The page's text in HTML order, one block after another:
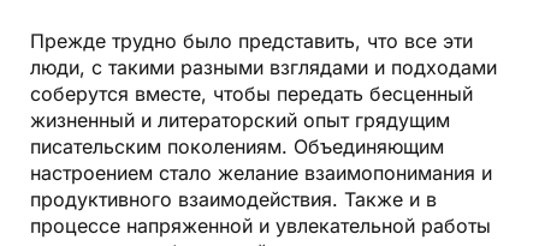
Прежде трудно было представить, что все эти
люди, с такими разными взглядами и подходами
соберутся вместе, чтобы передать бесценный
жизненный и литераторский опыт грядущим
писательским поколениям. Объединяющим
настроением стало желание взаимопонимания и
продуктивного взаимодействия. Также и в
процессе напряженной и увлекательной работы